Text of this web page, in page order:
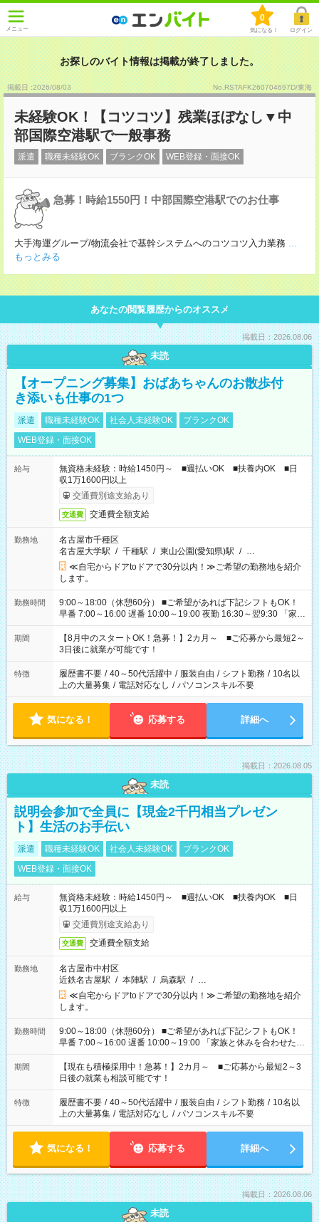
メニュー
0
気になる！ ログイン
お探しのバイト情報は掲載が終了しました。
掲載日 :2026/08/03 No.RSTAFK260704697D/東海
未経験OK！【コツコツ】残業ほぼなし▼中
部国際空港駅で一般事務
派遣 職種未経験OK ブランクOK WEB登録・面接OK
急募！時給1550円！中部国際空港駅でのお仕事
大手海運グループ/物流会社で基幹システムへのコツコツ入力業務 ...
もっとみる
あなたの閲覧履歴からのオススメ
掲載日：2026.08.06
未読
【オープニング募集】おばあちゃんのお散歩付
き添いも仕事の1つ
派遣 職種未経験OK 社会人未経験OK
ブランクOK
WEB登録・面接OK
給与
無資格未経験：時給1450円～ ■週払いOK ■扶養内OK ■日
収1万1600円以上
交通費別途支給あり
交通費 交通費全額支給
勤務地
名古屋市千種区
名古屋大学駅 / 千種駅 / 東山公園(愛知県)駅 / …
≪自宅からドアtoドアで30分以内！≫ご希望の勤務地を紹介
します。
勤務時間
9:00～18:00（休憩60分） ■ご希望があれば下記シフトもOK！
早番 7:00～16:00 遅番 10:00～19:00 夜勤 16:30～翌9:30 「家族
と休みを合わせたい」 「余裕を持って夕飯の準備がしたい」
「できれば残業はしたくない」 など、ご希望を教えてください
ね。 ※Wワーク希望の方へ 今ご覧のお仕事で希望する勤務時間
と、もう1つのお仕事の勤務時間。 合計で週40時間を超える場
合は応募できません。
期間
【8月中のスタートOK！急募！】2カ月～ ■ご応募から最短2～
3日後に就業が可能です！
特徴 履歴書不要 / 40～50代活躍中 / 服装自由 / シフト勤務 / 10名以
上の大量募集 / 電話対応なし / パソコンスキル不要
気になる！ 応募する 詳細へ
掲載日：2026.08.05
未読
説明会参加で全員に【現金2千円相当プレゼン
ト】生活のお手伝い
派遣 職種未経験OK 社会人未経験OK
ブランクOK
WEB登録・面接OK
給与
無資格未経験：時給1450円～ ■週払いOK ■扶養内OK ■日
収1万1600円以上
交通費別途支給あり
交通費 交通費全額支給
勤務地
名古屋市中村区
近鉄名古屋駅 / 本陣駅 / 烏森駅 / …
≪自宅からドアtoドアで30分以内！≫ご希望の勤務地を紹介
します。
勤務時間
9:00～18:00（休憩60分） ■ご希望があれば下記シフトもOK！
早番 7:00～16:00 遅番 10:00～19:00 「家族と休みを合わせた
い」 「余裕を持って夕飯の準備がしたい」 「できれば残業はし
たくない」 など、ご希望を教えてくださいね。 ※Wワーク希望
の方へ 今ご覧のお仕事で希望する勤務時間と、もう1つのお仕事
の勤務時間。 合計で週40時間を超える場合は応募できません。
期間
【現在も積極採用中！急募！】2カ月～ ■ご応募から最短2～3
日後の就業も相談可能です！
特徴 履歴書不要 / 40～50代活躍中 / 服装自由 / シフト勤務 / 10名以
上の大量募集 / 電話対応なし / パソコンスキル不要
気になる！ 応募する 詳細へ
掲載日：2026.08.06
未読